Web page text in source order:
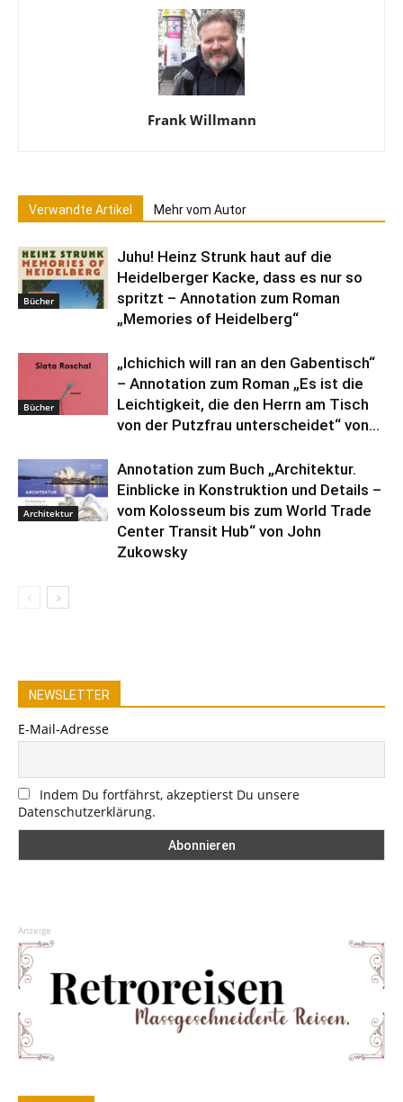
Frank Willmann
Verwandte Artikel Mehr vom Autor
Bücher
Juhu! Heinz Strunk haut auf die
Heidelberger Kacke, dass es nur so
spritzt – Annotation zum Roman
„Memories of Heidelberg“
Bücher
„Ichichich will ran an den Gabentisch“
– Annotation zum Roman „Es ist die
Leichtigkeit, die den Herrn am Tisch
von der Putzfrau unterscheidet“ von...
Architektur
Annotation zum Buch „Architektur.
Einblicke in Konstruktion und Details –
vom Kolosseum bis zum World Trade
Center Transit Hub“ von John
Zukowsky
NEWSLETTER
E-Mail-Adresse
Indem Du fortfährst, akzeptierst Du unsere
Datenschutzerklärung.
Anzeige